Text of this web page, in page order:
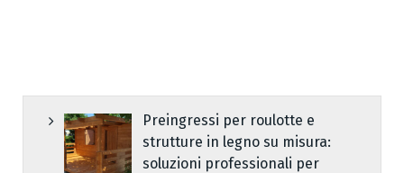
Preingressi per roulotte e
strutture in legno su misura:
soluzioni professionali per